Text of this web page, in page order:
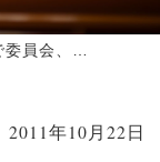
【4734号】仙台・盛岡で委員会、被災地の現状を視察 第3回社会委員会
2011年10月22日